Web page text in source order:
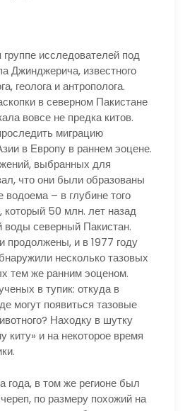
исследователей под
Джинджерича, известного
геолога и антрополога.
в северном Пакистане
вовсе не предка китов.
миграцию
в Европу в раннем эоцене.
выбранных для
что они были образованы
водоема – в глубине того
который 50 млн. лет назад
северный Пакистан.
и в 1977 году
несколько тазовых
тем же ранним эоценом.
в тупик: откуда в
могут появиться тазовые
Находку в шутку
киту» и на некоторое время
года, в том же регионе был
по размеру похожий на